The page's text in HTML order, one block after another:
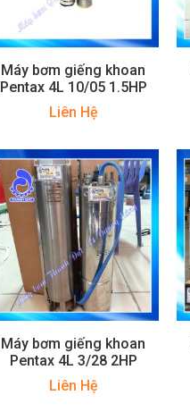
Máy bơm giếng khoan
Pentax 4L 10/05 1.5HP
Liên Hệ
Máy bơm giếng khoan
Pentax 4L 3/28 2HP
Liên Hệ